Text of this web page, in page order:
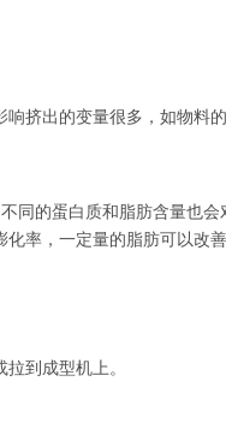
挤出的变量很多，如物料
同的蛋白质和脂肪含量也
率，一定量的脂肪可以改
到成型机上。